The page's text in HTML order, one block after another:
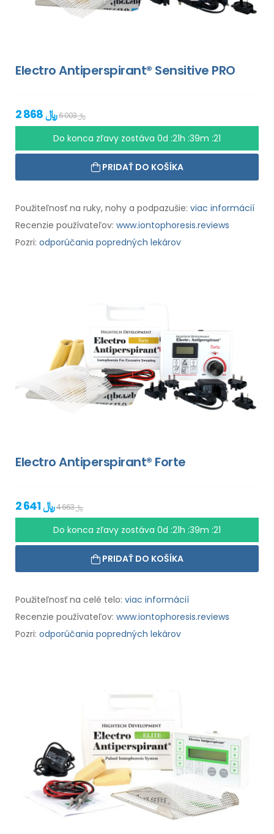
Electro Antiperspirant® Sensitive PRO
2 868 ﷼ 6 003 ﷼
Do konca zľavy zostáva 0d :21h :39m :20
PRIDAŤ DO KOŠÍKA
Použiteľnosť na ruky, nohy a podpazušie: viac informácií
Recenzie používateľov: www.iontophoresis.reviews
Pozri: odporúčania popredných lekárov
Electro Antiperspirant® Forte
2 641 ﷼ 4 663 ﷼
Do konca zľavy zostáva 0d :21h :39m :20
PRIDAŤ DO KOŠÍKA
Použiteľnosť na celé telo: viac informácií
Recenzie používateľov: www.iontophoresis.reviews
Pozri: odporúčania popredných lekárov